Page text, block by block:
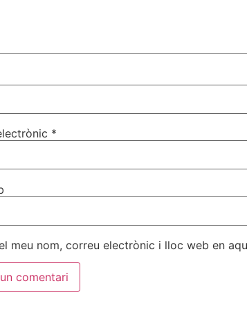
*
meu nom, correu electrònic i lloc web en